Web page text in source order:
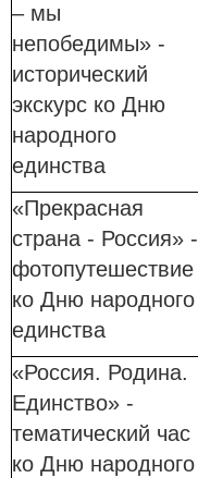
– мы
непобедимы» -
исторический
экскурс ко Дню
народного
единства
«Прекрасная
страна - Россия» -
фотопутешествие
ко Дню народного
единства
«Россия. Родина.
Единство» -
тематический час
ко Дню народного